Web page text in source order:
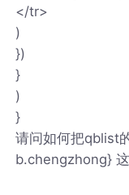
</tr>
)
})
}
)
}
请问如何把qblist
b.chengzhong}